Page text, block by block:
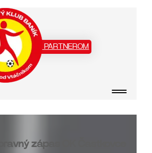
sa našim PARTNEROM
zápas OK Častkovce